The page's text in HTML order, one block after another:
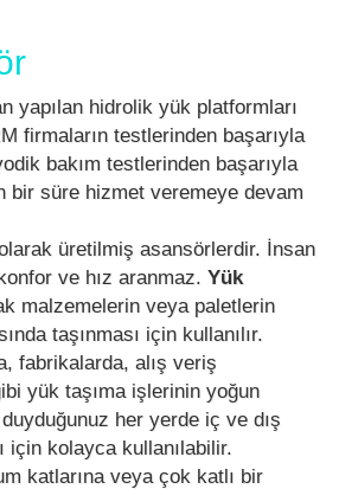
yapılan hidrolik yük platformları
firmaların testlerinden başarıyla
bakım testlerinden başarıyla
bir süre hizmet veremeye devam
üretilmiş asansörlerdir. İnsan
ve hız aranmaz. Yük
malzemelerin veya paletlerin
taşınması için kullanılır.
fabrikalarda, alış veriş
yük taşıma işlerinin yoğun
her yerde iç ve dış
için kolayca kullanılabilir.
katlarına veya çok katlı bir